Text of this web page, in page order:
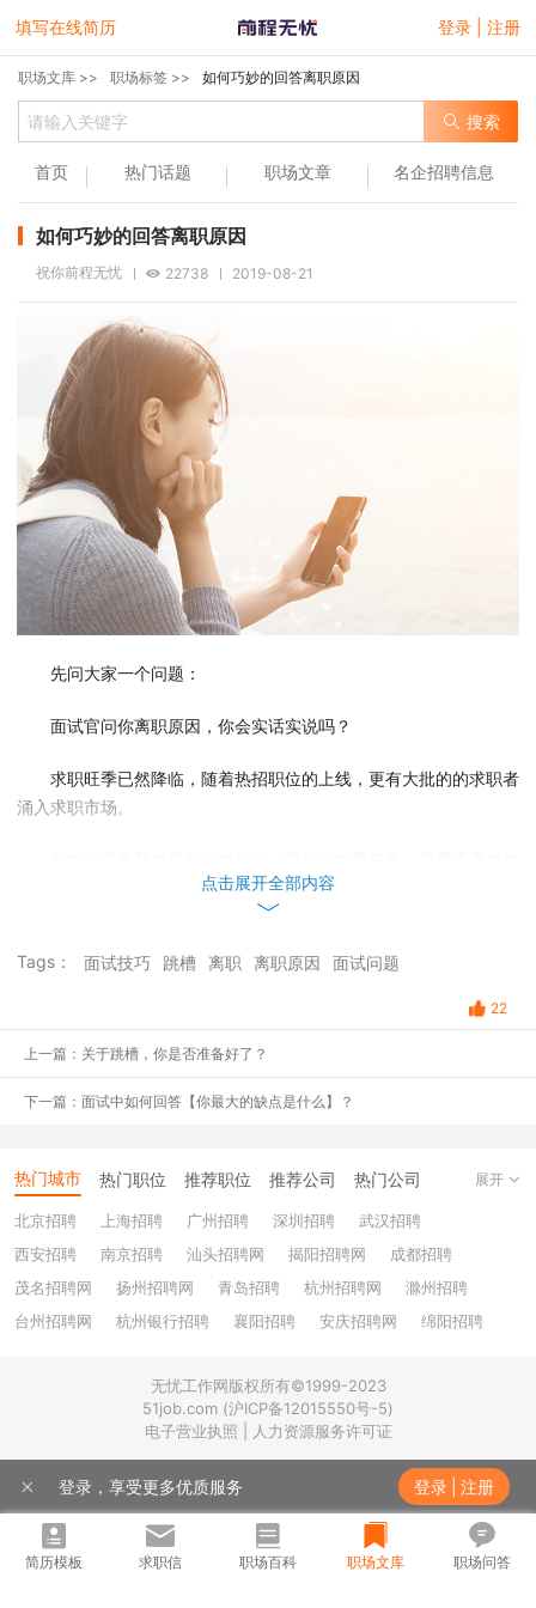
填写在线简历 登录 | 注册
职场文库 >> 职场标签 >> 如何巧妙的回答离职原因
搜索
首页 热门话题 职场文章 名企招聘信息
如何巧妙的回答离职原因
祝你前程无忧 22738 2019-08-21
先问大家一个问题：
面试官问你离职原因，你会实话实说吗？
求职旺季已然降临，随着热招职位的上线，更有大批的的求职者
涌入求职市场。
的竞争力，争取能够从众多求职者中脱颖而出。
一位不愿透露姓名的马先生说过，员工的离职原因很多，只有两
点最真实：
离职原因的真实性它就在那里，但是如何更好表达的权力则掌握
学会如何把30分的离职原因说到60分，把80分的离职原因说到
100分，能给面试大大加分！
薪资版
“上家公司工资太低，一直也没涨，而且领导一直给我们画大
饼，光加工作不加工资，这样还不如离职。”
点击展开全部内容
Tags： 面试技巧 跳槽 离职 离职原因 面试问题
22
上一篇：关于跳槽，你是否准备好了？
下一篇：面试中如何回答【你最大的缺点是什么】？
热门城市 热门职位 推荐职位 推荐公司 热门公司
北京招聘 上海招聘 广州招聘 深圳招聘
武汉招聘
西安招聘
南京招聘 汕头招聘网 揭阳招聘网
成都招聘
茂名招聘网
扬州招聘网 青岛招聘 杭州招聘网
滁州招聘
台州招聘网
杭州银行招聘 襄阳招聘 安庆招聘网
绵阳招聘
上饶招聘网
展开
无忧工作网版权所有©1999-2023
51job.com (沪ICP备12015550号-5)
电子营业执照 | 人力资源服务许可证
登录，享受更多优质服务 登录 注册
简历模板 求职信 职场百科 职场文库 职场问答